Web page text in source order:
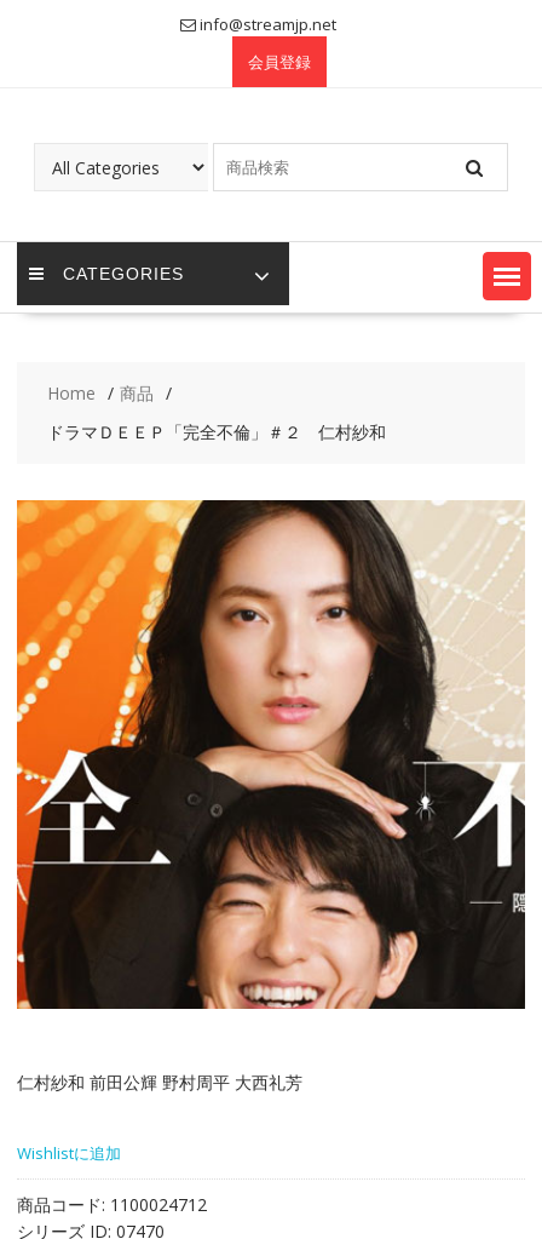
info@streamjp.net
会員登録
CATEGORIES
Home
商品
ドラマＤＥＥＰ「完全不倫」＃２ 仁村紗和
仁村紗和 前田公輝 野村周平 大西礼芳
Wishlistに追加
商品コード: 1100024712
シリーズ ID: 07470